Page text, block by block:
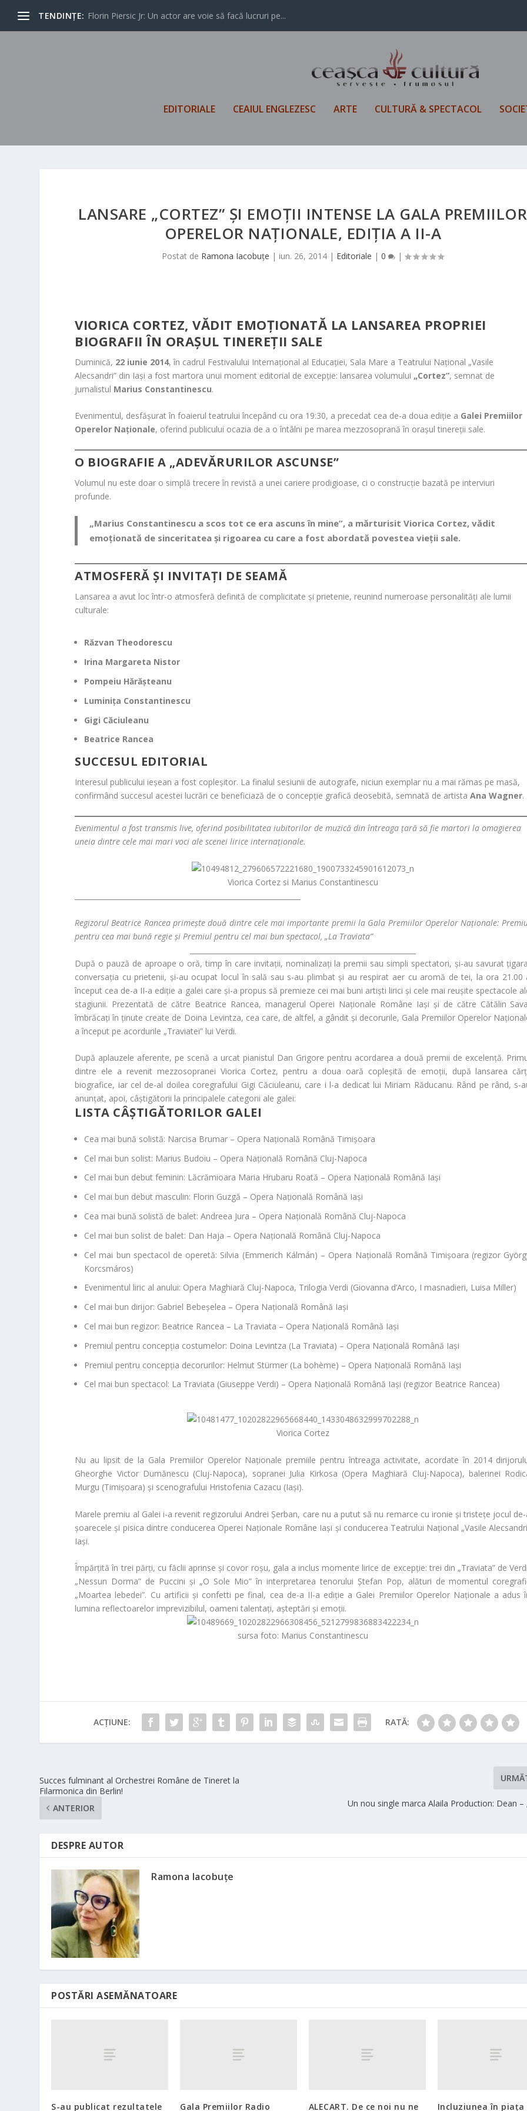
TENDINȚE: Florin Piersic Jr: Un actor are voie să facă lucruri pe...
EDITORIALE CEAIUL ENGLEZESC ARTE CULTURĂ & SPECTACOL
LANSARE „CORTEZ” ȘI EMOȚII INTENSE LA GALA PREMIILOR
OPERELOR NAȚIONALE, EDIȚIA A II-A
Postat de Ramona Iacobuțe | iun. 26, 2014 | Editoriale |0 |
VIORICA CORTEZ, VĂDIT EMOȚIONATĂ LA LANSAREA PROPRIEI
BIOGRAFII ÎN ORAȘUL TINEREȚII SALE
Duminică, 22 iunie 2014, în cadrul Festivalului Internațional al Educației, Sala Mare a Teatrului Național „Vasile
Alecsandri” din Iași a fost martora unui moment editorial de excepție: lansarea volumului „Cortez”, semnat de
jurnalistul Marius Constantinescu.
Evenimentul, desfășurat în foaierul teatrului începând cu ora 19:30, a precedat cea de-a doua ediție a Galei Premiilor
Operelor Naționale, oferind publicului ocazia de a o întâlni pe marea mezzosoprană în orașul tinereții sale.
O BIOGRAFIE A „ADEVĂRURILOR ASCUNSE”
Volumul nu este doar o simplă trecere în revistă a unei cariere prodigioase, ci o construcție bazată pe interviuri
profunde.
„Marius Constantinescu a scos tot ce era ascuns în mine”, a mărturisitViorica Cortez, vădit
emoționată de sinceritatea și rigoarea cu care a fost abordată povestea vieții sale.
ATMOSFERĂ ȘI INVITAȚI DE SEAMĂ
Lansarea a avut loc într-o atmosferă definită de complicitate și prietenie, reunind numeroase personalități ale lumii
culturale:
Răzvan Theodorescu
Irina Margareta Nistor
Pompeiu Hărășteanu
Luminița Constantinescu
Gigi Căciuleanu
Beatrice Rancea
SUCCESUL EDITORIAL
Interesul publicului ieșean a fost copleșitor. La finalul sesiunii de autografe, niciun exemplar nu a mai rămas pe masă,
confirmând succesul acestei lucrări ce beneficiază de o concepție grafică deosebită, semnată de artistaAna Wagner.
Evenimentul a fost transmis live, oferind posibilitatea iubitorilor de muzică din întreaga țară să fie martori la omagierea
uneia dintre cele mai mari voci ale scenei lirice internaționale.
Viorica Cortez si Marius Constantinescu
Regizorul Beatrice Rancea primește două dintre cele mai importante premii la Gala Premiilor Operelor Naționale:
pentru cea mai bună regie și Premiul pentru cel mai bun spectacol, „La Traviata”
După o pauză de aproape o oră, timp în care invitații, nominalizați la premii sau simpli spectatori, și-au savurat
conversația cu prietenii, și-au ocupat locul în sală sau s-au plimbat și au respirat aer cu aromă de tei, la ora 21.00
început cea de-a II-a ediție a galei care și-a propus să premieze cei mai buni artiști lirici și cele mai reușite spectacole
stagiunii. Prezentată de către Beatrice Rancea, managerul Operei Naționale Române Iași și de către Cătălin Sava
îmbrăcați în ținute create de Doina Levintza, cea care, de altfel, a gândit și decorurile, Gala Premiilor Operelor
a început pe acordurile „Traviatei” lui Verdi.
După aplauzele aferente, pe scenă a urcat pianistul Dan Grigore pentru acordarea a două premii de excelență.
dintre ele a revenit mezzosopranei Viorica Cortez, pentru a doua oară copleșită de emoții, după lansarea
biografice, iar cel de-al doilea coregrafului Gigi Căciuleanu, care i l-a dedicat lui Miriam Răducanu. Rând pe rând, s-
anunțat, apoi, câștigătorii la principalele categorii ale galei:
LISTA CÂȘTIGĂTORILOR GALEI
Cea mai bună solistă: Narcisa Brumar – Opera Națională Română Timișoara
Cel mai bun solist: Marius Budoiu – Opera Națională Română Cluj-Napoca
Cel mai bun debut feminin: Lăcrămioara Maria Hrubaru Roată – Opera Națională Română Iași
Cel mai bun debut masculin: Florin Guzgă – Opera Națională Română Iași
Cea mai bună solistă de balet: Andreea Jura – Opera Națională Română Cluj-Napoca
Cel mai bun solist de balet: Dan Haja – Opera Națională Română Cluj-Napoca
Cel mai bun spectacol de operetă: Silvia (Emmerich Kálmán) – Opera Națională Română Timișoara (regizor
Korcsmáros)
Evenimentul liric al anului: Opera Maghiară Cluj-Napoca, Trilogia Verdi (Giovanna d’Arco, I masnadieri, Luisa Miller)
Cel mai bun dirijor: Gabriel Bebeșelea – Opera Națională Română Iași
Cel mai bun regizor: Beatrice Rancea – La Traviata – Opera Națională Română Iași
Premiul pentru concepția costumelor: Doina Levintza (La Traviata) – Opera Națională Română Iași
Premiul pentru concepția decorurilor: Helmut Stürmer (La bohème) – Opera Națională Română Iași
Cel mai bun spectacol: La Traviata (Giuseppe Verdi) – Opera Națională Română Iași (regizor Beatrice Rancea)
Viorica Cortez
Nu au lipsit de la Gala Premiilor Operelor Naționale premiile pentru întreaga activitate, acordate în 2014
Gheorghe Victor Dumănescu (Cluj-Napoca), sopranei Julia Kirkosa (Opera Maghiară Cluj-Napoca), balerinei
Murgu (Timișoara) și scenografului Hristofenia Cazacu (Iași).
Marele premiu al Galei i-a revenit regizoruluiAndrei Șerban, care nu a putut să nu remarce cu ironie și tristețe jocul de-
șoarecele și pisica dintre conducerea Operei Naționale Române Iași și conducerea Teatrului Național „Vasile
Iași.
Împărțită în trei părți, cu făclii aprinse și covor roșu, gala a inclus momente lirice de excepție: trei din „Traviata” de
„Nessun Dorma” de Puccini și „O Sole Mio” în interpretarea tenorului Ștefan Pop, alături de momentul
„Moartea lebedei”. Cu artificii și confetti pe final, cea de-a II-a ediție a Galei Premiilor Operelor Naționale a adus
lumina reflectoarelor imprevizibilul, oameni talentați, așteptări și emoții.
sursa foto: Marius Constantinescu
ACȚIUNE: RATĂ:
Succes fulminant al Orchestrei Române de Tineret la
Filarmonica din Berlin!
ANTERIOR
Un nou single marca Alaila Production: Dean –
DESPRE AUTOR
Ramona Iacobuțe
POSTĂRI ASEMĂNATOARE
S-au publicat rezultatele Gala Premiilor Radio ALECART. De ce noi nu ne Incluziunea în piața